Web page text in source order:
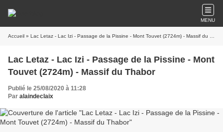
MENU
Accueil » Lac Letaz - Lac Izi - Passage de la Pissine - Mont Touvet (2724m) - Massif du Thabor
Lac Letaz - Lac Izi - Passage de la Pissine - Mont
Touvet (2724m) - Massif du Thabor
Publié le 25/08/2020 à 11:28
Par alaindeclaix